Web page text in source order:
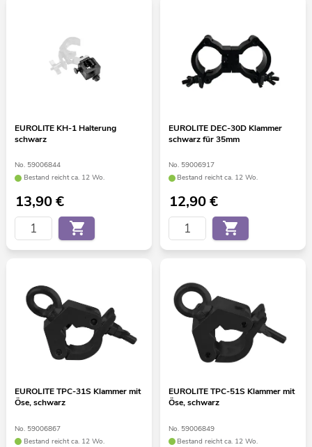
EUROLITE KH-1 Halterung
schwarz
No. 59006844
Bestand reicht ca. 12 Wo.
13,90€
EUROLITE DEC-30D Klammer
schwarz für 35mm
No. 59006917
Bestand reicht ca. 12 Wo.
12,90€
EUROLITE TPC-31S Klammer mit
Öse, schwarz
No. 59006867
Bestand reicht ca. 12 Wo.
EUROLITE TPC-51S Klammer mit
Öse, schwarz
No. 59006849
Bestand reicht ca. 12 Wo.